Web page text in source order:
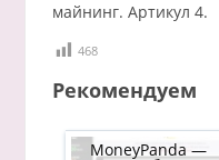
майнинг. Артикул 4.
468
Рекомендуем
MoneyPanda —